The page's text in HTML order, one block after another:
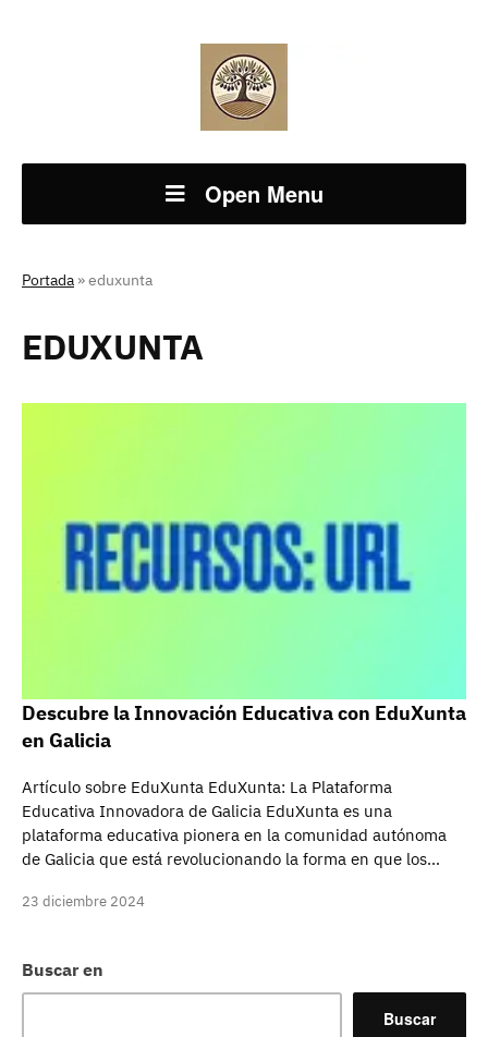
Open Menu
Portada »eduxunta
Buscar en
Buscar
EDUXUNTA
Descubre la Innovación Educativa con EduXunta
en Galicia
Artículo sobre EduXunta EduXunta: La Plataforma
Educativa Innovadora de Galicia EduXunta es una
plataforma educativa pionera en la comunidad autónoma
de Galicia que está revolucionando la forma en que los…
23 diciembre 2024